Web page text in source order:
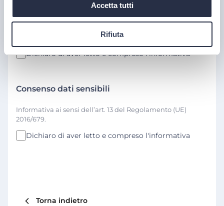
Accetta tutti
Rifiuta
Informativa ai sensi del Regolamento (UE) n. 679/2016
relativo alla protezione delle persone fisiche con riguardo
Dichiaro di aver letto e compreso l'informativa
Consenso dati sensibili
Informativa ai sensi dell’art. 13 del Regolamento (UE)
2016/679.
Dichiaro di aver letto e compreso l'informativa
Torna indietro